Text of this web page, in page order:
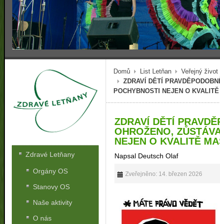
Domů List Letňan
Veřejný život
ZDRAVÍ DĚTÍ
POCHYBNOSTI NEJEN O
ZDRAVÍ DĚTÍ
OHROŽENO,
NEJEN O KVALITĚ
Napsal Deutsch Olaf
Zveřejněno: 14. březen 2026
Zdravé Letňany
Orgány OS
Stanovy OS
Naše aktivity
O nás